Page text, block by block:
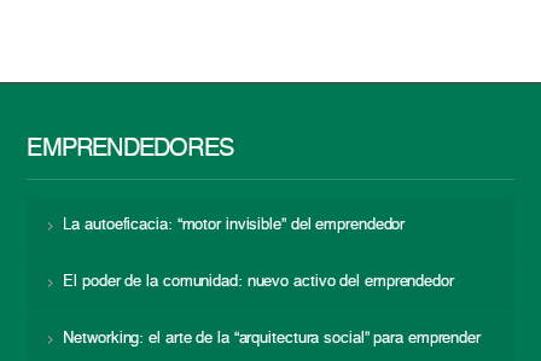
EMPRENDEDORES
La autoeficacia: “motor invisible” del emprendedor
El poder de la comunidad: nuevo activo del emprendedor
Networking: el arte de la “arquitectura social” para emprender